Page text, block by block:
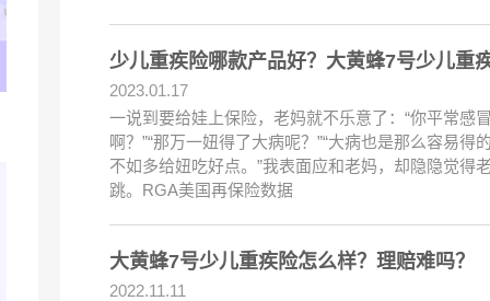
少儿重疾险哪款产品好？大黄蜂7号少儿重
2023.01.17
一说到要给娃上保险，老妈就不乐意了：“你平常感
啊？”“那万一妞得了大病呢？”“大病也是那么容易
不如多给妞吃好点。”我表面应和老妈，却隐隐觉
跳。RGA美国再保险数据
大黄蜂7号少儿重疾险怎么样？理赔难吗？
2022.11.11